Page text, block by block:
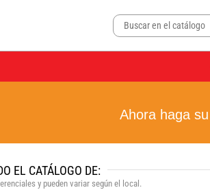
Ahora haga
EL CATÁLOGO DE:
y pueden variar según el local.